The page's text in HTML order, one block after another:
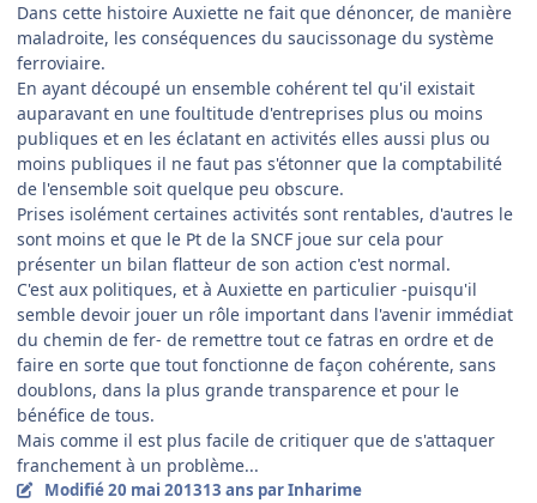
Dans cette histoire Auxiette ne fait que dénoncer, de manière
maladroite, les conséquences du saucissonage du système
ferroviaire.
En ayant découpé un ensemble cohérent tel qu'il existait
auparavant en une foultitude d'entreprises plus ou moins
publiques et en les éclatant en activités elles aussi plus ou
moins publiques il ne faut pas s'étonner que la comptabilité
de l'ensemble soit quelque peu obscure.
Prises isolément certaines activités sont rentables, d'autres le
sont moins et que le Pt de la SNCF joue sur cela pour
présenter un bilan flatteur de son action c'est normal.
C'est aux politiques, et à Auxiette en particulier -puisqu'il
semble devoir jouer un rôle important dans l'avenir immédiat
du chemin de fer- de remettre tout ce fatras en ordre et de
faire en sorte que tout fonctionne de façon cohérente, sans
doublons, dans la plus grande transparence et pour le
bénéfice de tous.
Mais comme il est plus facile de critiquer que de s'attaquer
franchement à un problème...
Modifié20 mai 201313 ans par Inharime